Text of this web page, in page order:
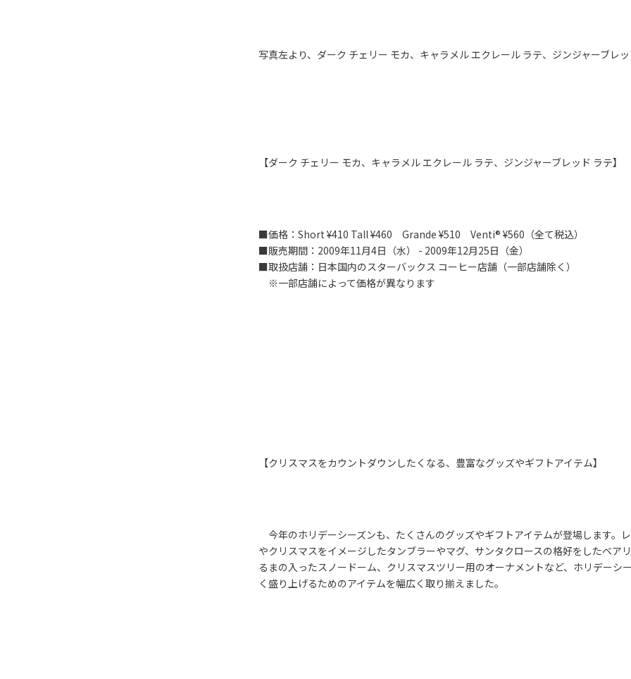
写真左より、ダーク チェリー モカ、キャラメル エクレール ラテ、ジンジャーブレ
【ダーク チェリー モカ、キャラメル エクレール ラテ、ジンジャーブレッド ラテ】
■価格：Short ¥410 Tall ¥460 Grande ¥510 Venti® ¥560（全て税込）
■販売期間：2009年11月4日（水） - 2009年12月25日（金）
■取扱店舗：日本国内のスターバックス コーヒー店舗（一部店舗除く）
※一部店舗によって価格が異なります
【クリスマスをカウントダウンしたくなる、豊富なグッズやギフトアイテム】
今年のホリデーシーズンも、たくさんのグッズやギフトアイテムが登場します。
やクリスマスをイメージしたタンブラーやマグ、サンタクロースの格好をしたベア
るまの入ったスノードーム、クリスマスツリー用のオーナメントなど、ホリデーシ
く盛り上げるためのアイテムを幅広く取り揃えました。